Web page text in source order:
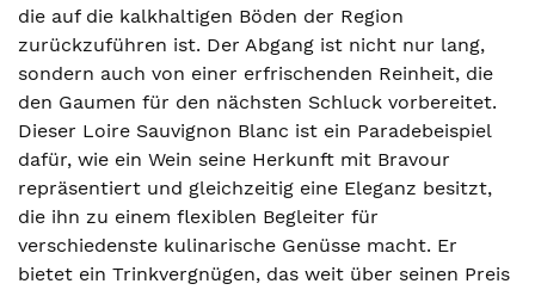
die auf die kalkhaltigen Böden der Region
zurückzuführen ist. Der Abgang ist nicht nur lang,
sondern auch von einer erfrischenden Reinheit, die
den Gaumen für den nächsten Schluck vorbereitet.
Dieser Loire Sauvignon Blanc ist ein Paradebeispiel
dafür, wie ein Wein seine Herkunft mit Bravour
repräsentiert und gleichzeitig eine Eleganz besitzt,
die ihn zu einem flexiblen Begleiter für
verschiedenste kulinarische Genüsse macht. Er
bietet ein Trinkvergnügen, das weit über seinen Preis